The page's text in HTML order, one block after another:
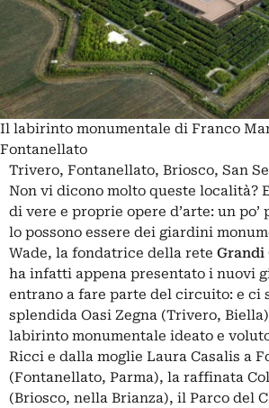
Il labirinto monumentale di Franco
Fontanellato
Trivero, Fontanellato, Briosco, San
Non vi dicono molto queste località?
di vere e proprie opere d’arte: un po’
lo possono essere dei giardini
Wade, la fondatrice della rete
ha infatti appena presentato i nuovi
entrano a fare parte del circuito: e ci
splendida Oasi Zegna (Trivero,
labirinto monumentale ideato e
Ricci e dalla moglie Laura Casalis a
(Fontanellato, Parma), la raffinata
(Briosco, nella Brianza), il Parco del